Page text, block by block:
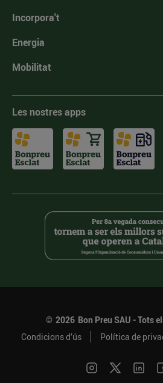
Incorpora't
Energia
Mobilitat
Les nostres apps
© 2026 Bon Preu SAU - Tots
Condicions d’ús
Política de